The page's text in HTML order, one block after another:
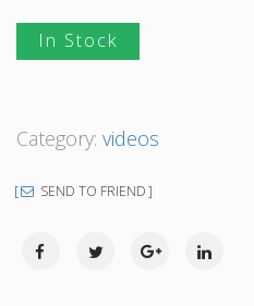
In Stock
Category: videos
SEND TO FRIEND